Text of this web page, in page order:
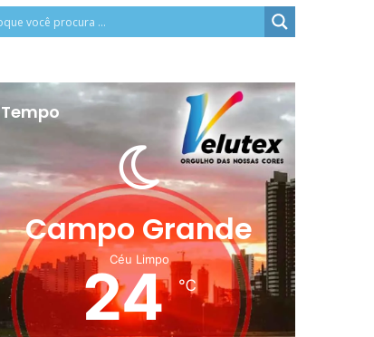
Tempo
Campo Grande
Céu Limpo
24℃